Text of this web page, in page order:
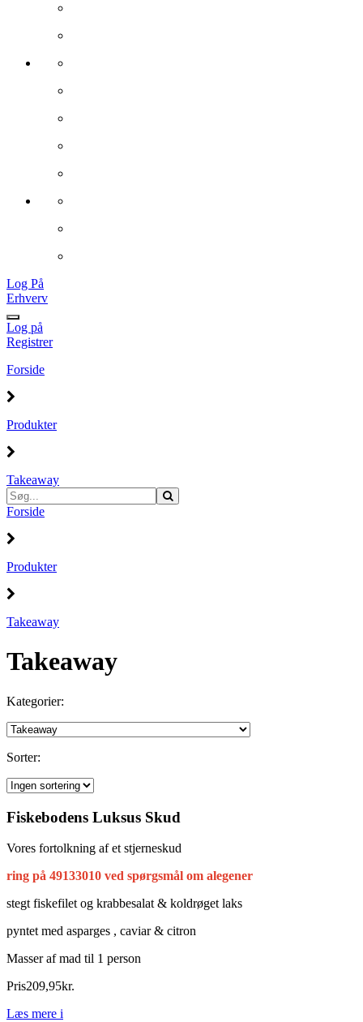
Log På
Erhverv
Log på
Registrer
Forside
Produkter
Takeaway
Forside
Produkter
Takeaway
Takeaway
Kategorier:
Sorter:
Fiskebodens Luksus Skud
Vores fortolkning af et stjerneskud
ring på 49133010 ved spørgsmål om alegener
stegt fiskefilet og krabbesalat & koldrøget laks
pyntet med asparges , caviar & citron
Masser af mad til 1 person
Pris209,95kr.
Læs mere i